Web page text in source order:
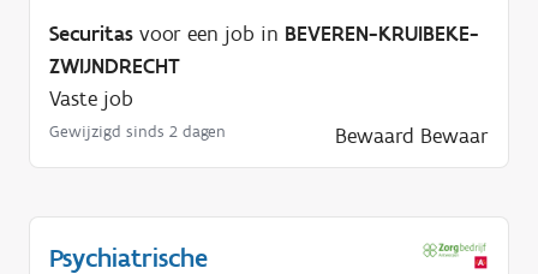
Securitas voor een job in BEVEREN-KRUIBEKE-
ZWIJNDRECHT
Vaste job
Gewijzigd sinds 2 dagen Bewaard Bewaar
Psychiatrische